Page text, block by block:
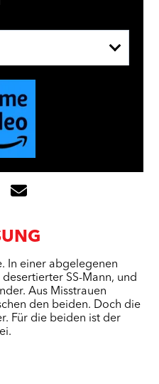
In einer abgelegenen
SS-Mann, und
Aus Misstrauen
den beiden. Doch die
Für die beiden ist der